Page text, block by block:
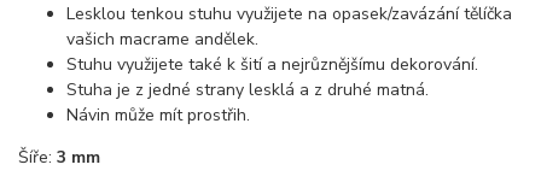
Lesklou tenkou stuhu využijete na opasek/zavázání tělíčka
vašich macrame andělek.
Stuhu využijete také k šití a nejrůznějšímu dekorování.
Stuha je z jedné strany lesklá a z druhé matná.
Návin může mít prostřih.
Šíře: 3 mm